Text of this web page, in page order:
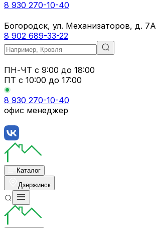
8 930 270-10-40
Богородск, ул. Механизаторов, д. 7А
8 902 689-33-22
ПН-ЧТ с 9:00 до 18:00
ПТ с 10:00 до 17:00
8 930 270-10-40
офис менеджер
Каталог
Дзержинск